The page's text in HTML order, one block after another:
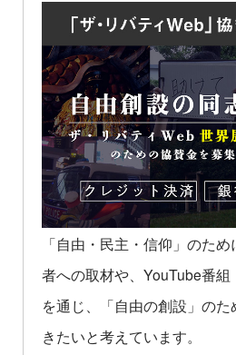
「自由・民主・信仰」のた
者への取材や、YouTube番
を通じ、「自由の創設」の
きたいと考えています。